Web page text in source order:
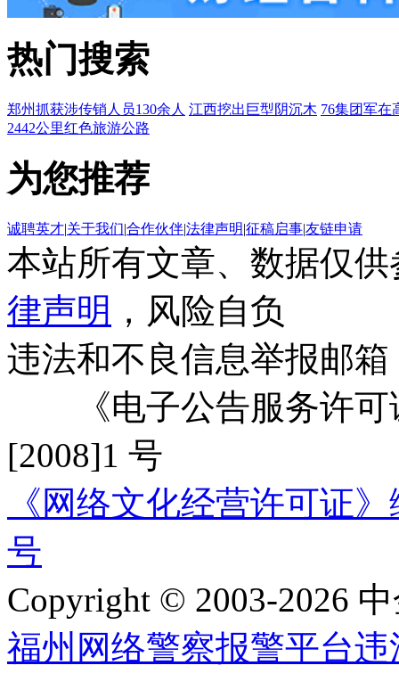
热门搜索
郑州抓获涉传销人员130余人 江西挖出巨型阴沉木 76集团军在
2442公里红色旅游公路
为您推荐
诚聘英才|关于我们|合作伙伴|法律声明|征稿启事|友链申请
本站所有文章、数据仅
律声明 ，风险自负
违法和不良信息举报邮箱
《电子公告服务许可
[2008]1 号
《网络文化经营许可证
号
Copyright © 2003-2026
福州网络警察报警平台违